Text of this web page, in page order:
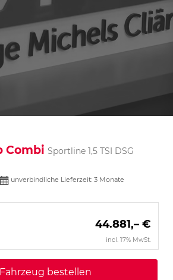
Combi Sportline 1,5 TSI DSG
unverbindliche Lieferzeit: 3 Monate
44.881,– €
incl. 17% MwSt.
Fahrzeug bestellen